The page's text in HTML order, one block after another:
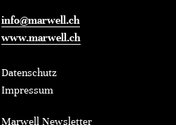
info@marwell.ch
www.marwell.ch
Datenschutz
Impressum
Marwell Newsletter